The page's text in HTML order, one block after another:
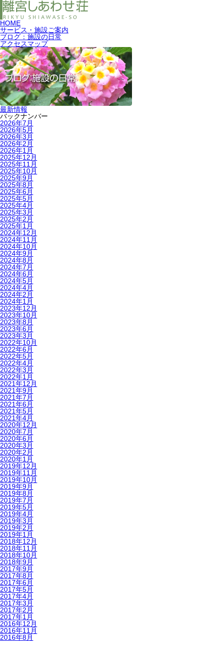
HOME
サービス・施設ご案内
ブログ：施設の日常
アクセスマップ
最新情報
バックナンバー
2026年7月
2026年5月
2026年3月
2026年2月
2026年1月
2025年12月
2025年11月
2025年10月
2025年9月
2025年8月
2025年6月
2025年5月
2025年4月
2025年3月
2025年2月
2025年1月
2024年12月
2024年11月
2024年10月
2024年9月
2024年8月
2024年7月
2024年6月
2024年5月
2024年4月
2024年2月
2024年1月
2023年12月
2023年10月
2023年8月
2023年6月
2023年3月
2022年10月
2022年6月
2022年5月
2022年4月
2022年3月
2022年1月
2021年12月
2021年9月
2021年7月
2021年6月
2021年5月
2021年4月
2020年12月
2020年7月
2020年6月
2020年3月
2020年2月
2020年1月
2019年12月
2019年11月
2019年10月
2019年9月
2019年8月
2019年7月
2019年5月
2019年4月
2019年3月
2019年2月
2019年1月
2018年12月
2018年11月
2018年10月
2018年9月
2017年9月
2017年8月
2017年6月
2017年5月
2017年4月
2017年3月
2017年2月
2017年1月
2016年12月
2016年11月
2016年8月